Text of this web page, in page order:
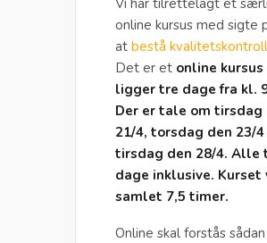
online kursus med sigte
at bestå
Det er et online
ligger tre dage fra kl.
Der er tale om tirsdag
21/4, torsdag den 23/
tirsdag den 28/4. Alle
dage inklusive. Kurset
samlet 7,5 timer.
Online skal forstås